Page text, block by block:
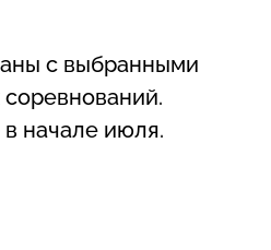
с выбранными
начале июля.